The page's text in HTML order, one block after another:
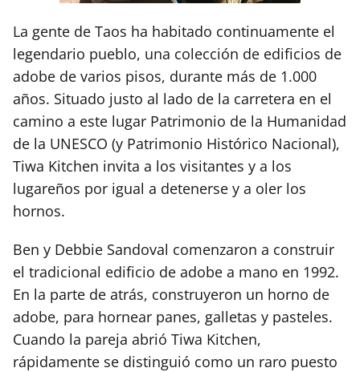
La gente de Taos ha habitado continuamente el
legendario pueblo, una colección de edificios de
adobe de varios pisos, durante más de 1.000
años. Situado justo al lado de la carretera en el
camino a este lugar Patrimonio de la Humanidad
de la UNESCO (y Patrimonio Histórico Nacional),
Tiwa Kitchen invita a los visitantes y a los
lugareños por igual a detenerse y a oler los
hornos.
Ben y Debbie Sandoval comenzaron a construir
el tradicional edificio de adobe a mano en 1992.
En la parte de atrás, construyeron un horno de
adobe, para hornear panes, galletas y pasteles.
Cuando la pareja abrió Tiwa Kitchen,
rápidamente se distinguió como un raro puesto